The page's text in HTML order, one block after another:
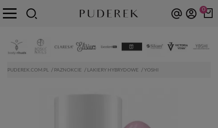
0
PUDEREK.COM.PL PAZNOKCIE LAKIERY HYBRYDOWE YOSHI